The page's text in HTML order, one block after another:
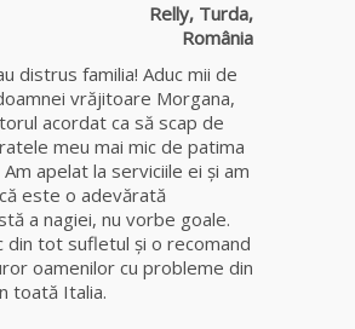
Celebra
tămăduitoare
vindecătoare
de farmece și
Sandra
Somerda
Turda,
România
distrus familia! Aduc mii de
vrăjitoare Morgana,
acordat ca să scap de
meu mai mic de patima
apelat la serviciile ei şi am
este o adevărată
a nagiei, nu vorbe goale.
din tot sufletul şi o recomand
oamenilor cu probleme din
toată Italia.